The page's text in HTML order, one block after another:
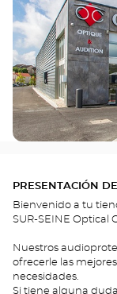
PRESENTACIÓN
Bienvenido a tu
SUR-SEINE Optical
Nuestros
ofrecerle las
necesidades.
Si tiene alguna